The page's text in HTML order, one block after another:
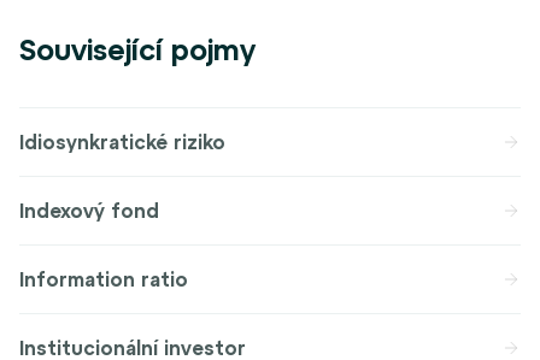
Související pojmy
Idiosynkratické riziko
Indexový fond
Information ratio
Institucionální investor